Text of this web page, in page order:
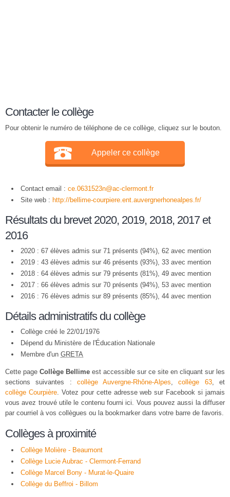
Contacter le collège
Pour obtenir le numéro de téléphone de ce collège, cliquez sur le bouton.
Appeler ce collège
Contact email : ce.0631523n@ac-clermont.fr
Site web : http://bellime-courpiere.ent.auvergnerhonealpes.fr/
Résultats du brevet 2020, 2019, 2018, 2017 et
2016
2020 : 67 élèves admis sur 71 présents (94%), 62 avec mention
2019 : 43 élèves admis sur 46 présents (93%), 33 avec mention
2018 : 64 élèves admis sur 79 présents (81%), 49 avec mention
2017 : 66 élèves admis sur 70 présents (94%), 53 avec mention
2016 : 76 élèves admis sur 89 présents (85%), 44 avec mention
Détails administratifs du collège
Collège créé le 22/01/1976
Dépend du Ministère de l'Éducation Nationale
Membre d'un GRETA
Cette page Collège Bellime est accessible sur ce site en cliquant sur les
sections suivantes : collège Auvergne-Rhône-Alpes,collège 63, et
collège Courpière. Votez pour cette adresse web sur Facebook si jamais
vous avez trouvé utile le contenu fourni ici. Vous pouvez aussi la diffuser
par courriel à vos collègues ou la bookmarker dans votre barre de favoris.
Collèges à proximité
Collège Molière - Beaumont
Collège Lucie Aubrac - Clermont-Ferrand
Collège Marcel Bony - Murat-le-Quaire
Collège du Beffroi - Billom